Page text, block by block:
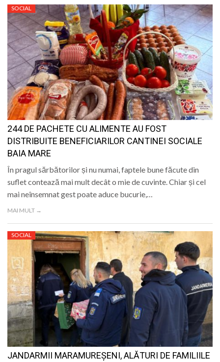
SOCIAL
244 DE PACHETE CU ALIMENTE AU FOST
DISTRIBUITE BENEFICIARILOR CANTINEI SOCIALE
BAIA MARE
În pragul sărbătorilor și nu numai, faptele bune făcute din
suflet contează mai mult decât o mie de cuvinte. Chiar și cel
mai neînsemnat gest poate aduce bucurie,…
MAI MULT →
SOCIAL
JANDARMII MARAMUREȘENI, ALĂTURI DE FAMILIILE